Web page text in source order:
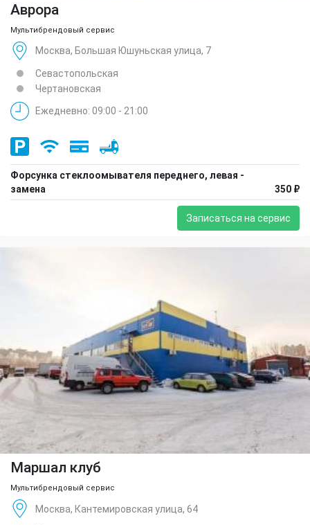
Аврора
Мультибрендовый сервис
Москва, Большая Юшуньская улица, 7
Севастопольская
Чертановская
Ежедневно: 09:00 - 21:00
Форсунка стеклоомывателя переднего, левая -
замена
350 ₽
Записаться на сервис
Маршал клуб
Мультибрендовый сервис
Москва, Кантемировская улица, 64